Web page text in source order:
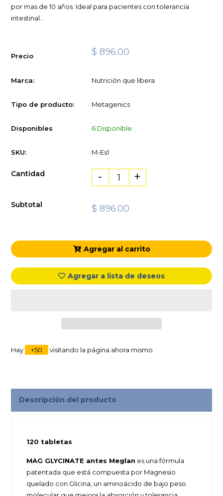
por mas de 10 años. Ideal para pacientes con tolerancia
intestinal...
Precio $ 896.00
Marca: Nutrición que libera
Tipo de producto: Metagenics
Disponibles 6 Disponible
SKU: M-Es1
Cantidad - +
Subtotal $ 896.00
Agregar al carrito
Agregar a lista de deseos
Hay +50 visitando la página ahora mismo
Descripción del producto
120 tabletas
MAG GLYCINATE antes Meglan es una fórmula
patentada que está compuesta por Magnesio
quelado con Glicina, un aminoácido de bajo peso